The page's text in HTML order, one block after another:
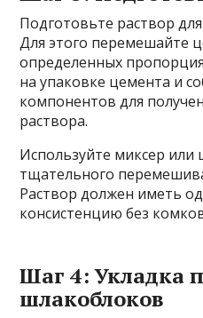
Подготовьте раствор
Для этого перемешайте
определенных
на упаковке цемента и
компонентов для
раствора.
Используйте миксер
тщательного
Раствор должен иметь
консистенцию без
Шаг 4: Укладка
шлакоблоков